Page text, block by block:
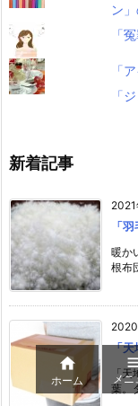
ン
「
「
「
新着記事
「
暖か
根布
「天
「
葉。

ホーム メ